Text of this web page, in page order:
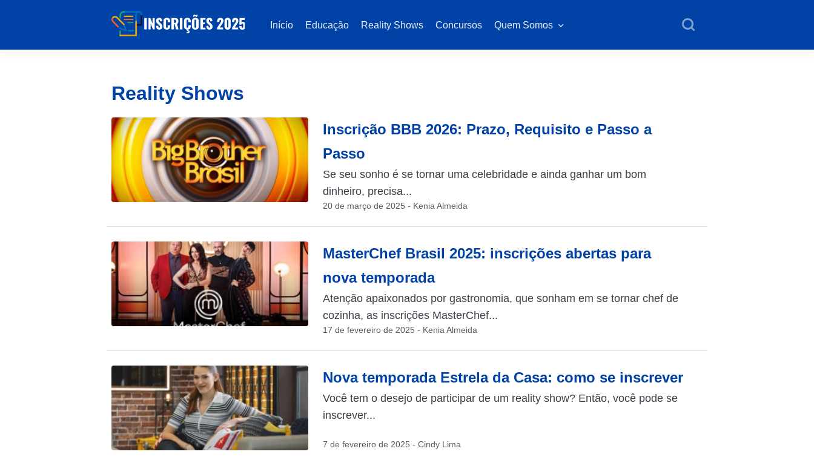
Início Educação Reality Shows Concursos Quem Somos
Reality Shows
Inscrição BBB 2026: Prazo, Requisito e Passo a
Passo
Se seu sonho é se tornar uma celebridade e ainda ganhar um bom
dinheiro, precisa...
20 de março de 2025 - Kenia Almeida
MasterChef Brasil 2025: inscrições abertas para
nova temporada
Atenção apaixonados por gastronomia, que sonham em se tornar chef de
cozinha, as inscrições MasterChef...
17 de fevereiro de 2025 - Kenia Almeida
Nova temporada Estrela da Casa: como se inscrever
Você tem o desejo de participar de um reality show? Então, você pode se
inscrever...
7 de fevereiro de 2025 - Cindy Lima